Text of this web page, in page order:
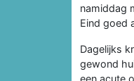
namiddag
Eind goed
Dagelijks
gewond
een acute